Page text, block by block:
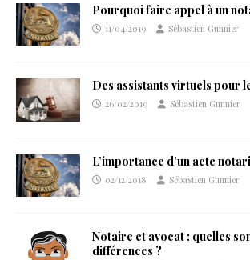
Pourquoi faire appel à un
11/04/2019 Sébastien Gunnier
Des assistants virtuels pour
26/02/2019 Sébastien Gunnier
L’importance d’un acte
02/12/2018 Sébastien Gunnier
Notaire et avocat : quelles
différences ?